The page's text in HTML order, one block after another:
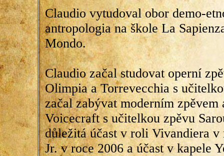
Claudio vytudoval obor demo-
antropologia na škole La
Mondo.
Claudio začal studovat operní
Olimpia a Torrevecchia s
začal zabývat moderním
Voicecraft s učitelkou zpěvu
důležitá účast v roli Vivandiera
Jr. v roce 2006 a účast v kapele